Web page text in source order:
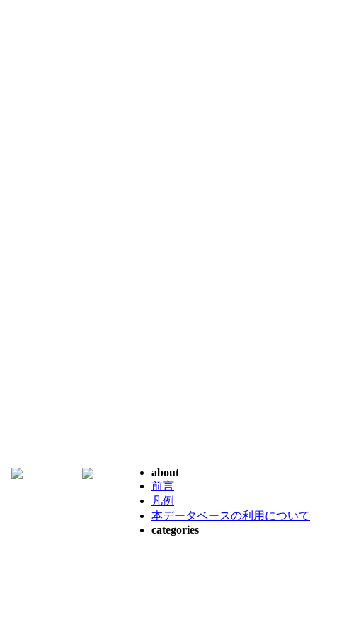
about
前言
凡例
本データベースの利用について
categories